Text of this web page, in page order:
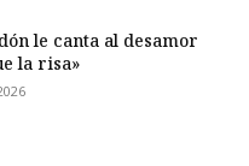
le canta al desamor
la risa»